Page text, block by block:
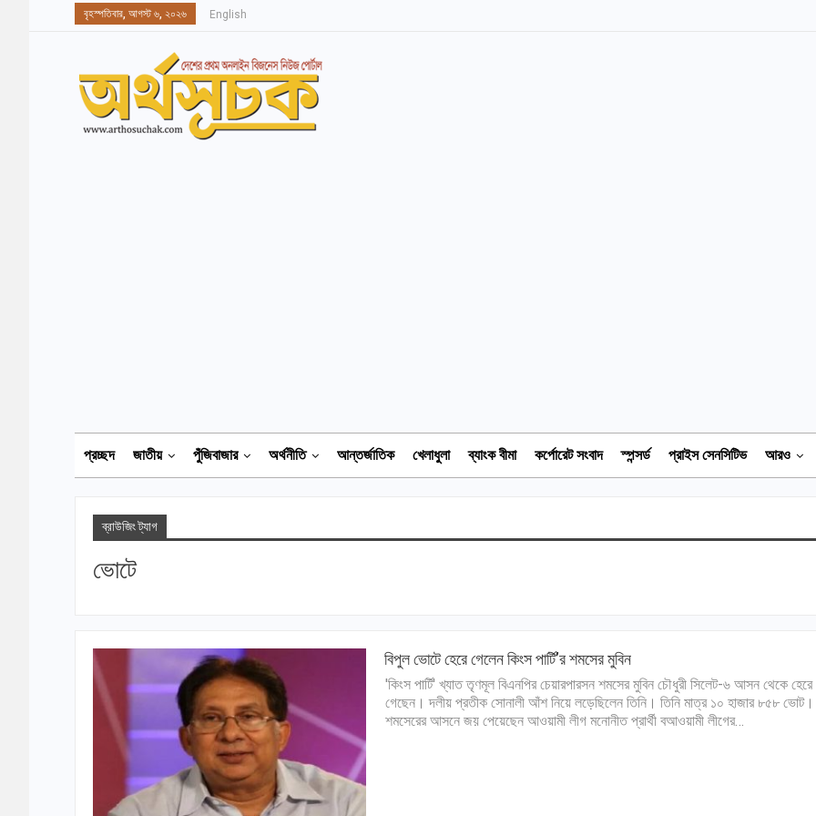
বৃহস্পতিবার, আগস্ট ৬, ২০২৬ English
প্রচ্ছদ জাতীয় পুঁজিবাজার অর্থনীতি আন্তর্জাতিক খেলাধুলা ব্যাংক বীমা কর্পোরেট সংবাদ স্পন্সর্ড প্রাইস সেনসিটিভ আরও
ব্রাউজিং ট্যাগ
ভোটে
বিপুল ভোটে হেরে গেলেন কিংস পার্টি’র শমসের মুবিন
'কিংস পার্টি' খ্যাত তৃণমূল বিএনপির চেয়ারপারসন শমসের মুবিন চৌধুরী সিলেট-৬ আসন থেকে হেরে
গেছেন। দলীয় প্রতীক সোনালী আঁশ নিয়ে লড়েছিলেন তিনি। তিনি মাত্র ১০ হাজার ৮৫৮ ভোট।
শমসেরের আসনে জয় পেয়েছেন আওয়ামী লীগ মনোনীত প্রার্থী বআওয়ামী লীগের…